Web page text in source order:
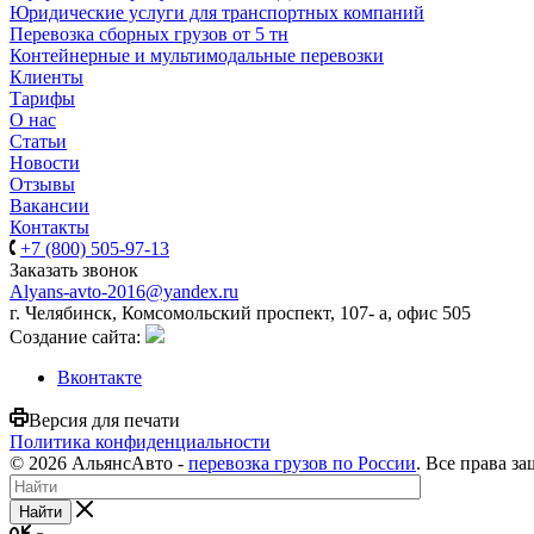
Юридические услуги для транспортных компаний
Перевозка сборных грузов от 5 тн
Контейнерные и мультимодальные перевозки
Клиенты
Тарифы
О нас
Статьи
Новости
Отзывы
Вакансии
Контакты
+7 (800) 505-97-13
Заказать звонок
Alyans-avto-2016@yandex.ru
г. Челябинск, Комсомольский проспект, 107- а, офис 505
Cоздание сайта:
Вконтакте
Версия для печати
Политика конфиденциальности
© 2026 АльянсАвто - перевозка грузов по России. Все права
Найти